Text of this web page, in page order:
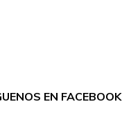
EN FACEBOOK